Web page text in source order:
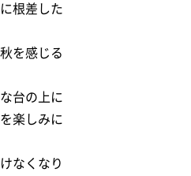
根差した
を感じる
台の上に
楽しみに
なくなり